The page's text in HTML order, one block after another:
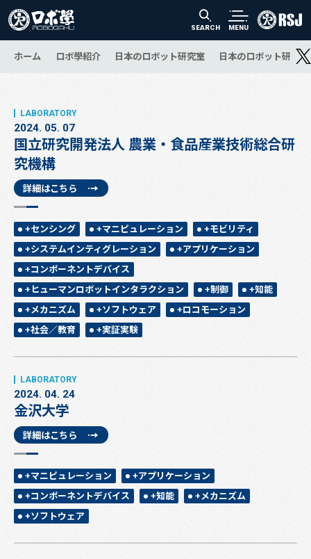
SEARCH MENU
ホーム ロボ學紹介 日本のロボット研究室 日本のロボット研究
2024. 05. 07
国立研究開発法人 農業・食品産業技術総合研
究機構
詳細はこちら
+センシング +マニピュレーション +モビリティ
+システムインティグレーション +アプリケーション
+コンポーネントデバイス
+ヒューマンロボットインタラクション +制御 +知能
+メカニズム +ソフトウェア +ロコモーション
+社会／教育 +実証実験
2024. 04. 24
金沢大学
詳細はこちら
+マニピュレーション +アプリケーション
+コンポーネントデバイス +知能 +メカニズム
+ソフトウェア